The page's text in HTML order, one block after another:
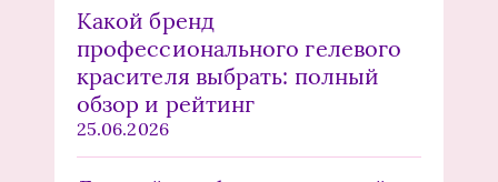
Какой бренд
профессионального гелевого
красителя выбрать: полный
обзор и рейтинг
25.06.2026